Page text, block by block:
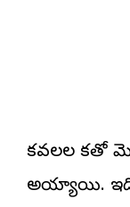
కవలల రాకతో
అయ్యాయి. ఇది